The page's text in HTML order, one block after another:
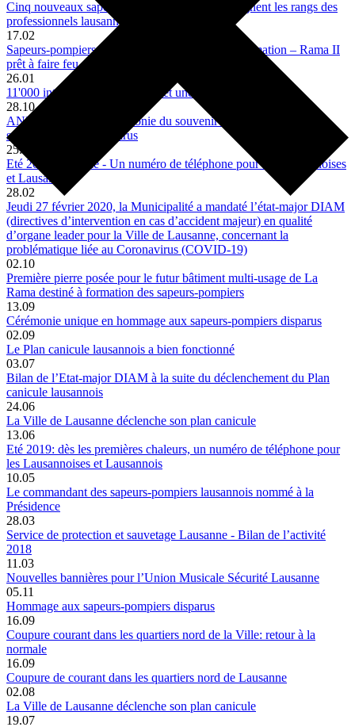
Cinq nouveaux sapeurs-pompiers brevetés rejoignent les rangs des
professionnels lausannois
17.02
Sapeurs-pompiers – nouvelle infrastructure de formation – Rama II
prêt à faire feu
26.01
11'000 interventions d’urgence et une pandémie
28.10
ANNULATION - Cérémonie du souvenir en hommage aux
sapeurs-pompiers disparus
25.06
Eté 2020: canicule - Un numéro de téléphone pour les Lausannoises
et Lausannois
28.02
Jeudi 27 février 2020, la Municipalité a mandaté l’état-major DIAM
(directives d’intervention en cas d’accident majeur) en qualité
d’organe leader pour la Ville de Lausanne, concernant la
problématique liée au Coronavirus (COVID-19)
02.10
Première pierre posée pour le futur bâtiment multi-usage de La
Rama destiné à formation des sapeurs-pompiers
13.09
Cérémonie unique en hommage aux sapeurs-pompiers disparus
02.09
Le Plan canicule lausannois a bien fonctionné
03.07
Bilan de l’Etat-major DIAM à la suite du déclenchement du Plan
canicule lausannois
24.06
La Ville de Lausanne déclenche son plan canicule
13.06
Eté 2019: dès les premières chaleurs, un numéro de téléphone pour
les Lausannoises et Lausannois
10.05
Le commandant des sapeurs-pompiers lausannois nommé à la
Présidence
28.03
Service de protection et sauvetage Lausanne - Bilan de l’activité
2018
11.03
Nouvelles bannières pour l’Union Musicale Sécurité Lausanne
05.11
Hommage aux sapeurs-pompiers disparus
16.09
Coupure courant dans les quartiers nord de la Ville: retour à la
normale
16.09
Coupure de courant dans les quartiers nord de Lausanne
02.08
La Ville de Lausanne déclenche son plan canicule
19.07